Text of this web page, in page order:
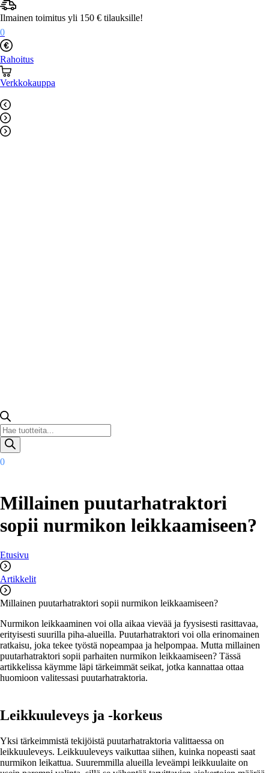
Mene
sisältöön
Ilmainen toimitus yli 150 € tilauksille!
0
Rahoitus
Verkkokauppa
Products
search
0
Millainen puutarhatraktori
sopii nurmikon leikkaamiseen?
Etusivu
Artikkelit
Millainen puutarhatraktori sopii nurmikon leikkaamiseen?
Nurmikon leikkaaminen voi olla aikaa vievää ja fyysisesti rasittavaa,
erityisesti suurilla piha-alueilla. Puutarhatraktori voi olla erinomainen
ratkaisu, joka tekee työstä nopeampaa ja helpompaa. Mutta millainen
puutarhatraktori sopii parhaiten nurmikon leikkaamiseen? Tässä
artikkelissa käymme läpi tärkeimmät seikat, jotka kannattaa ottaa
huomioon valitessasi puutarhatraktoria.
Leikkuuleveys ja -korkeus
Yksi tärkeimmistä tekijöistä puutarhatraktoria valittaessa on
leikkuuleveys. Leikkuuleveys vaikuttaa siihen, kuinka nopeasti saat
nurmikon leikattua. Suuremmilla alueilla leveämpi leikkuulaite on